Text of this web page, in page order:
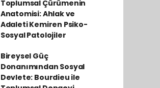
Toplumsal Çürümenin
Anatomisi: Ahlak ve
Adaleti Kemiren Psiko-
Sosyal Patolojiler
Bireysel Güç
Donanımından Sosyal
Devlete: Bourdieu ile